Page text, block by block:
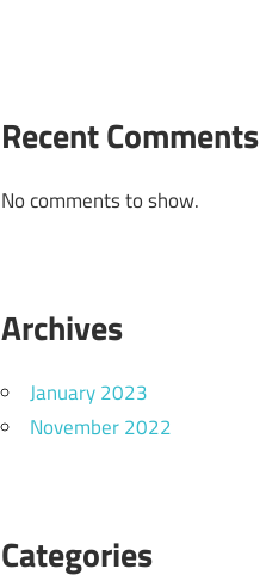
Recent Comments
No comments to show.
Archives
January 2023
November 2022
Categories